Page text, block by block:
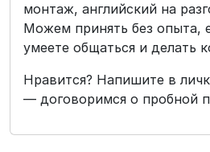
монтаж, английский на
Можем принять без опыта,
умеете общаться и делать
Нравится? Напишите в
— договоримся о пробной